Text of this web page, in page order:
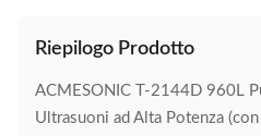
Riepilogo Prodotto
ACMESONIC T-2144D 960L
Ultrasuoni ad Alta Potenza